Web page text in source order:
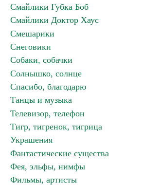
Смайлики Губка Боб
Смайлики Доктор Хаус
Смешарики
Снеговики
Собаки, собачки
Солнышко, солнце
Спасибо, благодарю
Танцы и музыка
Телевизор, телефон
Тигр, тигренок, тигрица
Украшения
Фантастические существа
Фея, эльфы, нимфы
Фильмы, артисты